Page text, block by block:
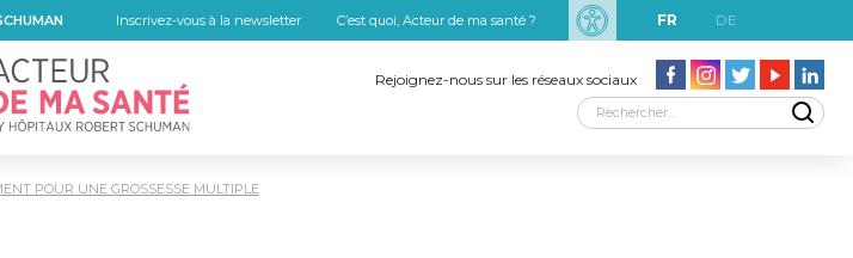
Inscrivez-vous à la newsletter C’est quoi, Acteur de ma santé ? FR DE
Acteur de ma santé, by HôpitauxRobert SchumanRejoignez-nous sur les réseaux sociaux
POUR UNE GROSSESSE MULTIPLE